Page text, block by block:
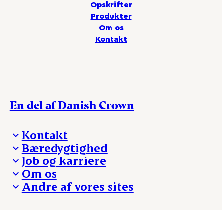
Opskrifter
Produkter
Om os
Kontakt
En del af Danish Crown
Kontakt
Besøg Danish Crown
Presse og nyheder
Reklamationer
Whistleblower
Øvrige henvendelser
Bæredygtighed
Fra jord til bord
Hverdagen
Ansvarlighed og nøgletal
Job og karriere
Arbejd med os
Ledige stillinger
Om os
Hvem er vi
Andre af vores sites